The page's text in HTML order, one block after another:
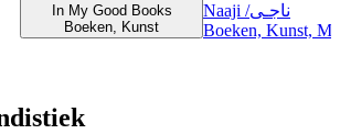
In My Good Books
Boeken, Kunst
Naaji /ناجـی
Boeken, Kunst,